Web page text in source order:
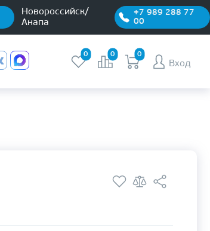
Новороссийск/
Анапа
+7 989 288 77
00
0 0 0
Вход